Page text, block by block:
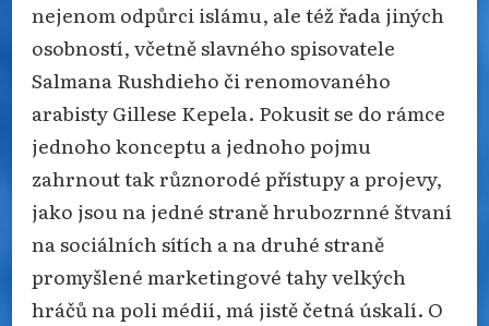
nejenom odpůrci islámu, ale též řada jiných
osobností, včetně slavného spisovatele
Salmana Rushdieho či renomovaného
arabisty Gillese Kepela. Pokusit se do rámce
jednoho konceptu a jednoho pojmu
zahrnout tak různorodé přístupy a projevy,
jako jsou na jedné straně hrubozrnné štvaní
na sociálních sítích a na druhé straně
promyšlené marketingové tahy velkých
hráčů na poli médií, má jistě četná úskalí. O